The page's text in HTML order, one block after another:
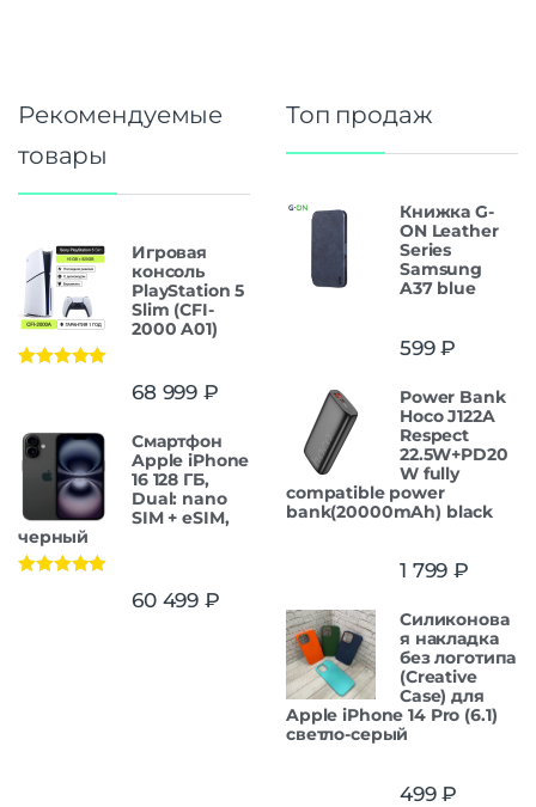
Рекомендуемые
товары
Игровая
консоль
PlayStation 5
Slim (CFI-
2000 A01)
68 999 ₽
Смартфон
Apple iPhone
16 128 ГБ,
Dual: nano
SIM + eSIM,
черный
60 499 ₽
Топ продаж
Книжка G-
ON Leather
Series
Samsung
A37 blue
599₽
Power Bank
Hoco J122A
Respect
22.5W+PD20
W fully
compatible power
bank(20000mAh) black
1 799 ₽
Силиконова
я накладка
без логотипа
(Creative
Case) для
Apple iPhone 14 Pro (6.1)
светло-серый
499₽